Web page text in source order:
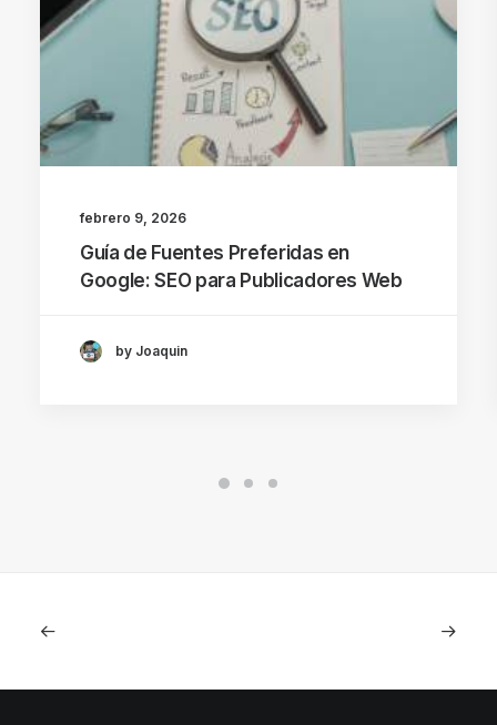
febrero 9, 2026
Guía de Fuentes Preferidas en
Google: SEO para Publicadores Web
by Joaquin